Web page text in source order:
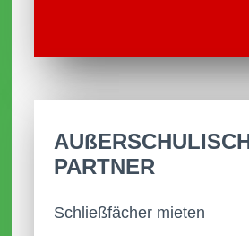
Die aktuelle
veröffentlicht.
PARTNER
Schließfächer mieten